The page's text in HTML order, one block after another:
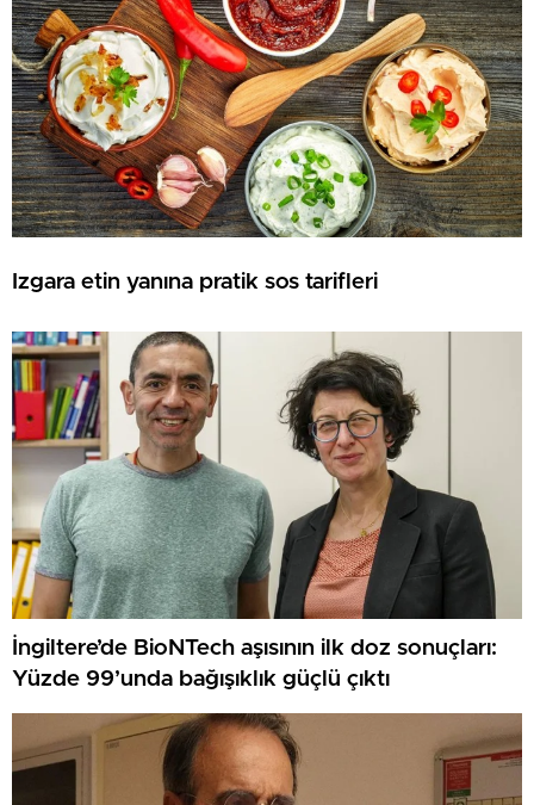
Izgara etin yanına pratik sos tarifleri
İngiltere’de BioNTech aşısının ilk doz sonuçları:
Yüzde 99’unda bağışıklık güçlü çıktı